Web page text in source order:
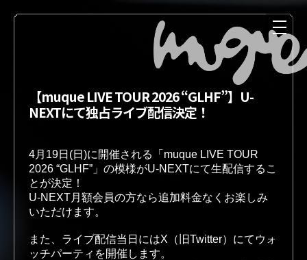
【muque LIVE TOUR 2026 “GLHF”】U-
NEXTにて独占ライブ配信決定！
4月19日(日)に開催される「muque LIVE TOUR
2026 “GLHF”」の模様がU-NEXTにて生配信するこ
とが決定！
U-NEXT月額会員の方なら追加料金なくお楽しみ
いただけます。
また、ライブ配信当日にはX（旧Twitter）にてウォ
ッチパーティを開催します。